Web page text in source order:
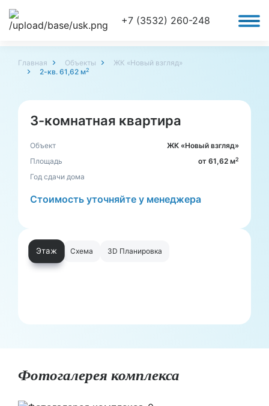
+7 (3532) 260-248
Главная Объекты
ЖК «Новый взгляд»
2-кв. 61,62 м2
Этаж Схема 3D Планировка
3-комнатная квартира
Объект
ЖК «Новый взгляд»
Площадь
от 61,62 м2
Год сдачи дома
Стоимость уточняйте у менеджера
Фотогалерея комплекса